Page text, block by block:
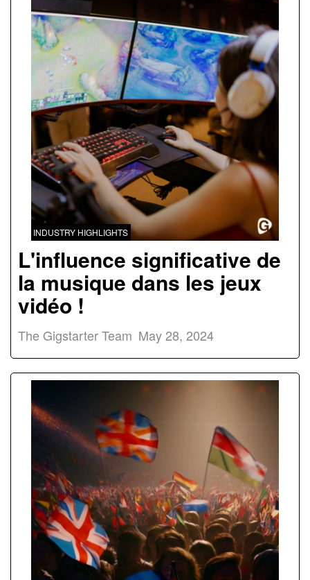
INDUSTRY HIGHLIGHTS
L'influence significative de
la musique dans les jeux
vidéo !
The Gigstarter Team May 28, 2024